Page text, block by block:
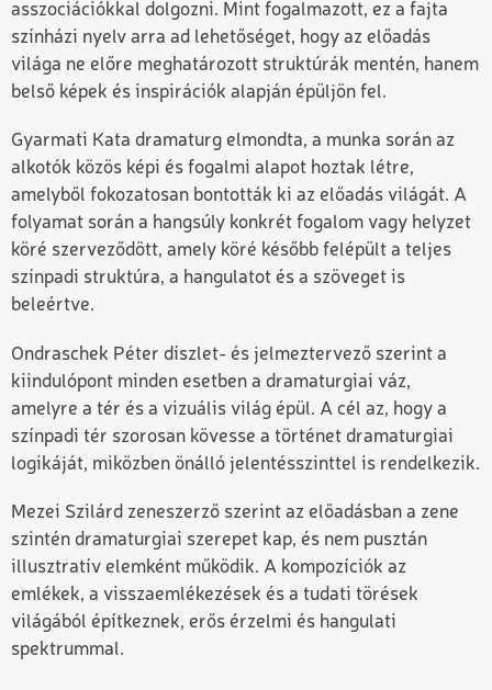
asszociációkkal dolgozni. Mint fogalmazott, ez a fajta
színházi nyelv arra ad lehetőséget, hogy az előadás
világa ne előre meghatározott struktúrák mentén, hanem
belső képek és inspirációk alapján épüljön fel.
Gyarmati Kata dramaturg elmondta, a munka során az
alkotók közös képi és fogalmi alapot hoztak létre,
amelyből fokozatosan bontották ki az előadás világát. A
folyamat során a hangsúly konkrét fogalom vagy helyzet
köré szerveződött, amely köré később felépült a teljes
színpadi struktúra, a hangulatot és a szöveget is
beleértve.
Ondraschek Péter díszlet- és jelmeztervező szerint a
kiindulópont minden esetben a dramaturgiai váz,
amelyre a tér és a vizuális világ épül. A cél az, hogy a
színpadi tér szorosan kövesse a történet dramaturgiai
logikáját, miközben önálló jelentésszinttel is rendelkezik.
Mezei Szilárd zeneszerző szerint az előadásban a zene
szintén dramaturgiai szerepet kap, és nem pusztán
illusztratív elemként működik. A kompozíciók az
emlékek, a visszaemlékezések és a tudati törések
világából építkeznek, erős érzelmi és hangulati
spektrummal.